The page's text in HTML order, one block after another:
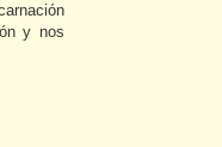
y nos